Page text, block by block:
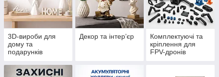
3D-вироби для
дому та
подарунків
Декор та інтер’єр
Комплектуючі та
кріплення для
FPV-дронів